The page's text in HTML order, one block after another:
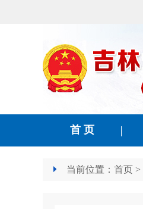
首 页
当前位置： 首页 >